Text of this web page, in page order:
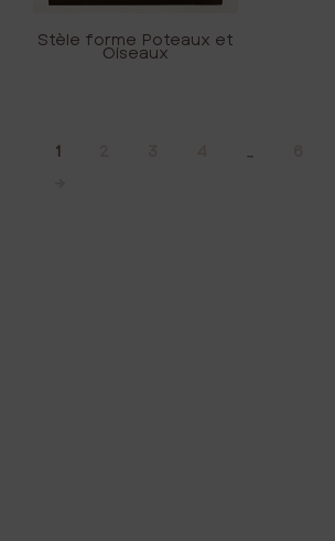
Stèle forme Poteaux et
Oiseaux
1